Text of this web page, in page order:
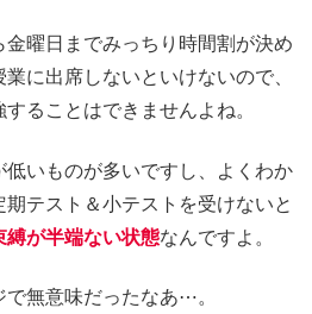
曜日までみっちり時間割が決め
に出席しないといけないので、
ることはできませんよね。
いものが多いですし、よくわか
テスト＆小テストを受けないと
縛が半端ない状態なんですよ。
無意味だったなあ⋯。